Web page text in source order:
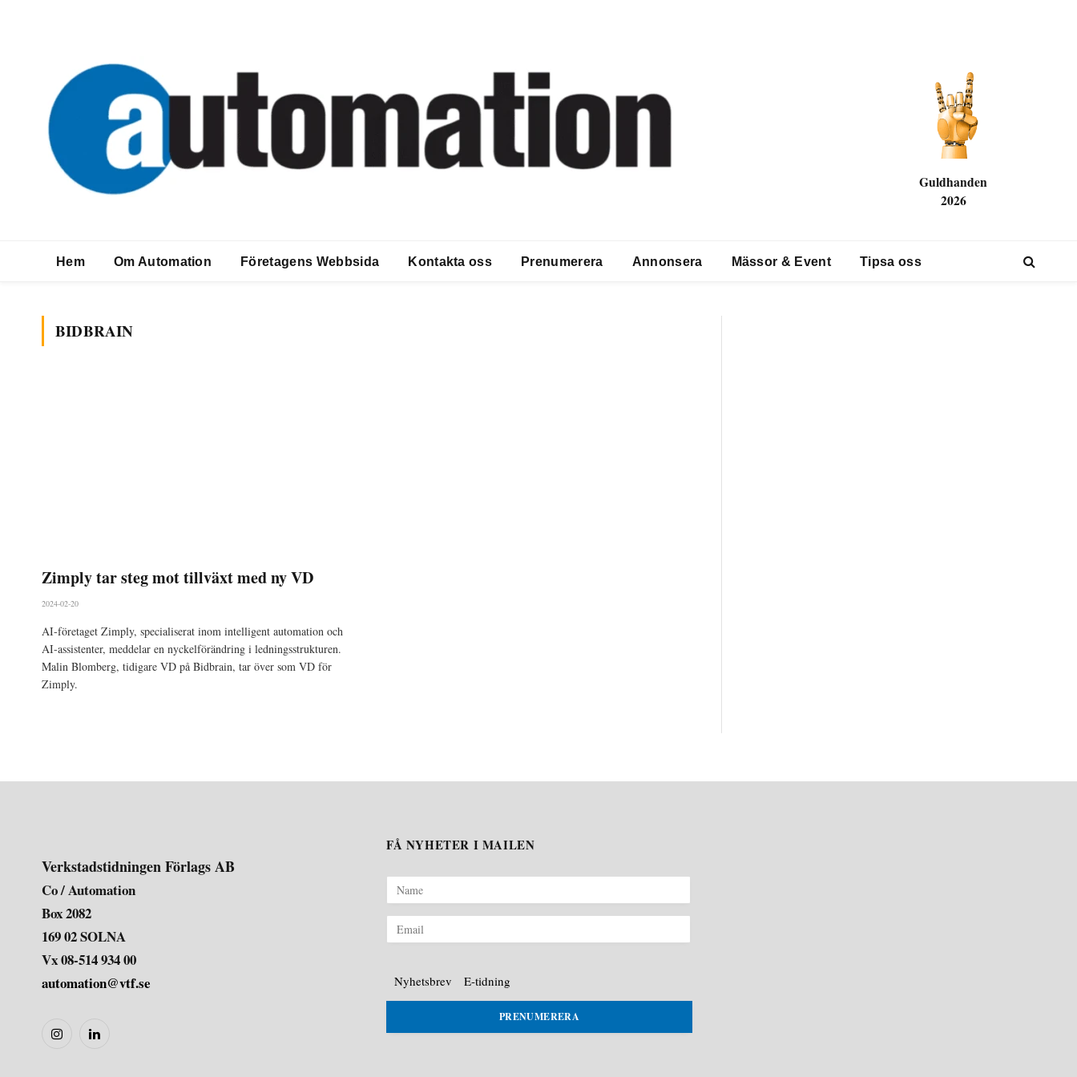
Guldhanden
2026
Hem Om Automation Företagens Webbsida Kontakta oss Prenumerera Annonsera Mässor & Event Tipsa oss
BIDBRAIN
Zimply tar steg mot tillväxt med ny VD
2024-02-20
AI-företaget Zimply, specialiserat inom intelligent automation och
AI-assistenter, meddelar en nyckelförändring i ledningsstrukturen.
Malin Blomberg, tidigare VD på Bidbrain, tar över som VD för
Zimply.
Verkstadstidningen Förlags AB
Co / Automation
Box 2082
169 02 SOLNA
Vx 08-514 934 00
automation@vtf.se
InstagramLinkedIn
FÅ NYHETER I MAILEN
Nyhetsbrev E-tidning
PRENUMERERA